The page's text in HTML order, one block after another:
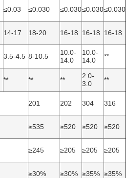
≤0.03 ≤0.030 ≤0.030≤0.030≤0.030
14-17 18-20 16-18 16-18 16-18
3.5-4.5 8-10.5
10.0-
14.0
10.0-
14.0
**
** ** **
2.0-
3.0
**
201 202 304 316
≥535 ≥520 ≥520 ≥520
≥245 ≥205 ≥205 ≥205
≥30% ≥30% ≥35% ≥35%